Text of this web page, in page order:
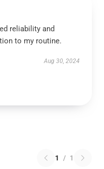
reliability and
to my routine.
Aug 30, 2024
1 / 1